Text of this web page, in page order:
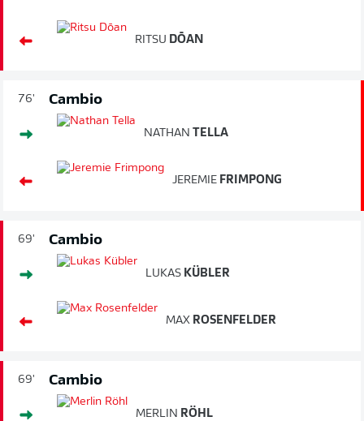
RITSU DŌAN
76' Cambio
NATHAN TELLA
JEREMIE FRIMPONG
69' Cambio
LUKAS KÜBLER
MAX ROSENFELDER
69' Cambio
MERLIN RÖHL